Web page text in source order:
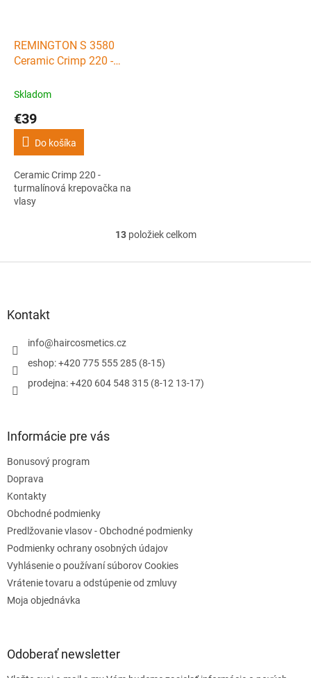
REMINGTON S 3580
Ceramic Crimp 220 -
vlasy
Skladom
€39
Do košíka
Ceramic Crimp 220 -
turmalínová krepovačka na
vlasy
O
l
p
v
13položiek celkom
Kontakt
info@haircosmetics.cz
eshop: +420 775 555 285 (8-15)
prodejna: +420 604 548 315 (8-12 13-17)
Informácie pre vás
Bonusový program
Doprava
Kontakty
Obchodné podmienky
Predlžovanie vlasov - Obchodné podmienky
Podmienky ochrany osobných údajov
Vyhlásenie o používaní súborov Cookies
Vrátenie tovaru a odstúpenie od zmluvy
Moja objednávka
Odoberať newsletter